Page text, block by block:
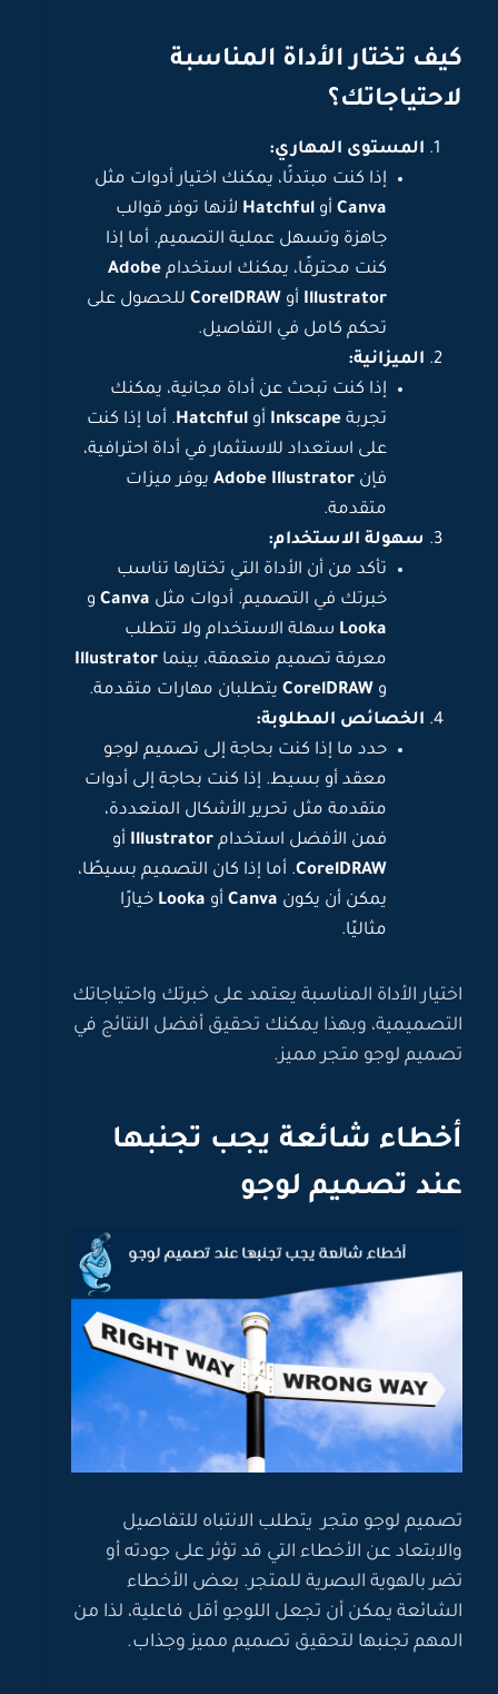
كيف تختار الأداة المناسبة
لاحتياجاتك؟
المستوى المهاري:
إذا كنت مبتدئًا، يمكنك اختيار أدوات مثل
Canva أو Hatchful لأنها توفر قوالب
جاهزة وتسهل عملية التصميم. أما إذا
كنت محترفًا، يمكنك استخدام Adobe
Illustrator أو CorelDRAW للحصول على
تحكم كامل في التفاصيل.
الميزانية:
إذا كنت تبحث عن أداة مجانية، يمكنك
تجربة Inkscape أو Hatchful. أما إذا كنت
على استعداد للاستثمار في أداة احترافية،
فإن Adobe Illustrator يوفر ميزات
متقدمة.
سهولة الاستخدام:
تأكد من أن الأداة التي تختارها تناسب
خبرتك في التصميم. أدوات مثل Canva و
Looka سهلة الاستخدام ولا تتطلب
معرفة تصميم متعمقة، بينما Illustrator
و CorelDRAW يتطلبان مهارات متقدمة.
الخصائص المطلوبة:
حدد ما إذا كنت بحاجة إلى تصميم لوجو
معقد أو بسيط. إذا كنت بحاجة إلى أدوات
متقدمة مثل تحرير الأشكال المتعددة،
فمن الأفضل استخدام Illustrator أو
CorelDRAW. أما إذا كان التصميم بسيطًا،
يمكن أن يكون Canva أو Looka خيارًا
مثاليًا.
اختيار الأداة المناسبة يعتمد على خبرتك واحتياجاتك
التصميمية، وبهذا يمكنك تحقيق أفضل النتائج في
تصميم لوجو متجر مميز.
أخطاء شائعة يجب تجنبها
عند تصميم لوجو
تصميم لوجو متجر يتطلب الانتباه للتفاصيل
والابتعاد عن الأخطاء التي قد تؤثر على جودته أو
تضر بالهوية البصرية للمتجر. بعض الأخطاء
الشائعة يمكن أن تجعل اللوجو أقل فاعلية، لذا من
المهم تجنبها لتحقيق تصميم مميز وجذاب.